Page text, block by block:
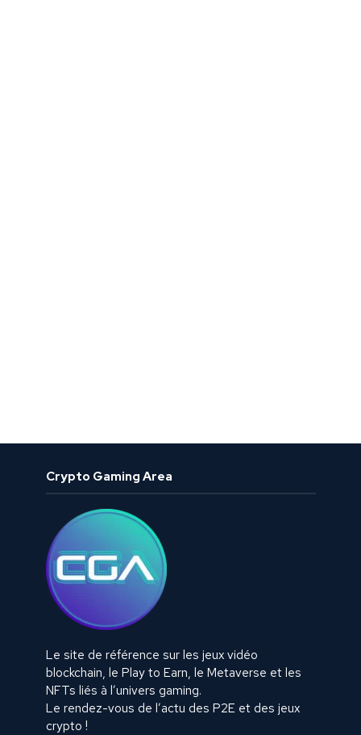
Crypto Gaming Area
Le site de référence sur les jeux vidéo
blockchain, le Play to Earn, le Metaverse et les
NFTs liés à l’univers gaming.
Le rendez-vous de l’actu des P2E et des jeux
crypto !